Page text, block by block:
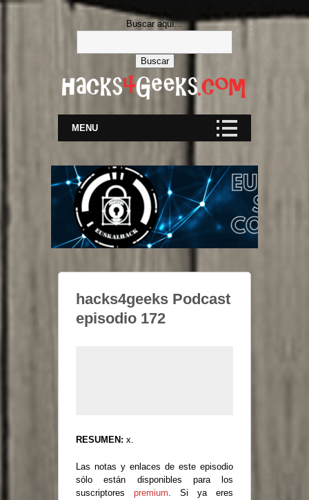
Buscar aquí...
MENU
hacks4geeks Podcast
episodio 172
RESUMEN: x.
Las notas y enlaces de este episodio
sólo están disponibles para los
suscriptores premium. Si ya eres